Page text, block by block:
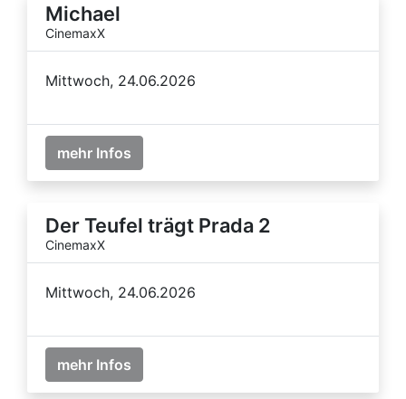
Michael
CinemaxX
Mittwoch, 24.06.2026
mehr Infos
Der Teufel trägt Prada 2
CinemaxX
Mittwoch, 24.06.2026
mehr Infos